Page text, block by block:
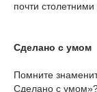
почти
Сделано с умом
Помните
Сделано с